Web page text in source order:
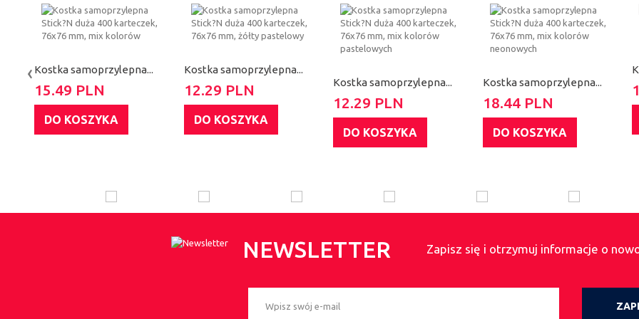
Kostka samoprzylepna...
15.49 PLN
DO KOSZYKA
Kostka samoprzylepna...
12.29 PLN
DO KOSZYKA
Kostka samoprzylepna...
12.29 PLN
DO KOSZYKA
Kostka samoprzylepna...
18.44 PLN
DO KOSZYKA
‹
NEWSLETTER Zapisz się i otrzymuj informacje o